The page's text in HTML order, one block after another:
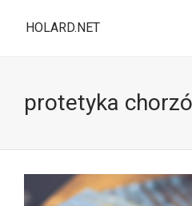
HOLARD.NET
protetyka